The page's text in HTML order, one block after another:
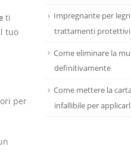
ti
tuo
per
Impregnante per
trattamenti protettivi
Come eliminare la
definitivamente
Come mettere la
infallibile per